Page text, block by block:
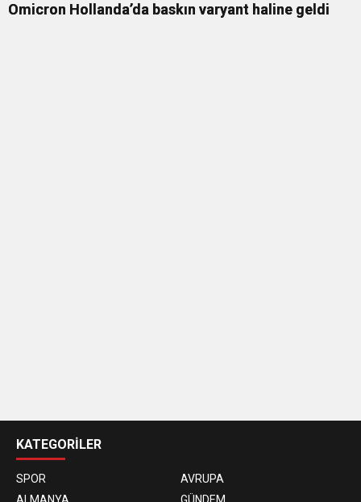
Omicron Hollanda’da baskın varyant haline geldi
siteleri
KATEGORİLER
SPOR
AVRUPA